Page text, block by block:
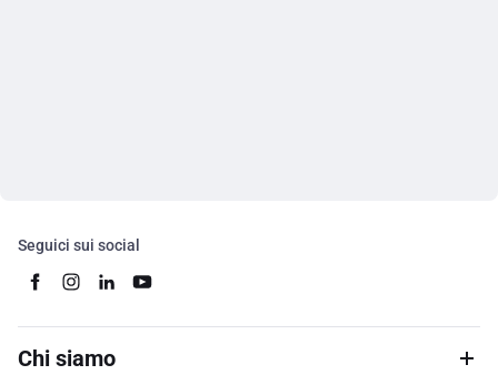
Seguici sui social
Chi siamo